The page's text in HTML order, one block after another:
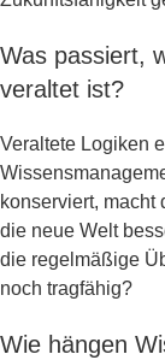
Was passiert,
veraltet ist?
Veraltete Logiken
konserviert, macht
die neue Welt
die regelmäßige
noch tragfähig?
Wie hängen